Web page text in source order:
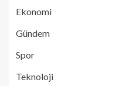
Ekonomi
Gündem
Spor
Teknoloji